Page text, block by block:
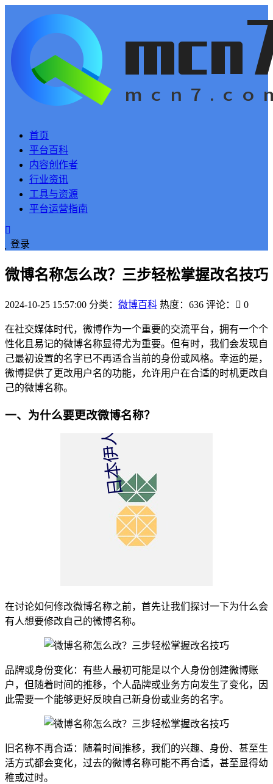
首页
平台百科
内容创作者
行业资讯
工具与资源
平台运营指南
登录
微博名称怎么改？三步轻松掌握改名技巧
2024-10-25 15:57:00 分类： 微博百科 热度：636 评论： 0
在社交媒体时代，微博作为一个重要的交流平台，拥有一个个
性化且易记的微博名称显得尤为重要。但有时，我们会发现自
己最初设置的名字已不再适合当前的身份或风格。幸运的是，
微博提供了更改用户名的功能，允许用户在合适的时机更改自
己的微博名称。
一、为什么要更改微博名称？
在讨论如何修改微博名称之前，首先让我们探讨一下为什么会
有人想要修改自己的微博名称。
品牌或身份变化：有些人最初可能是以个人身份创建微博账
户，但随着时间的推移，个人品牌或业务方向发生了变化，因
此需要一个能够更好反映自己新身份或业务的名字。
旧名称不再合适：随着时间推移，我们的兴趣、身份、甚至生
活方式都会变化，过去的微博名称可能不再合适，甚至显得幼
稚或过时。